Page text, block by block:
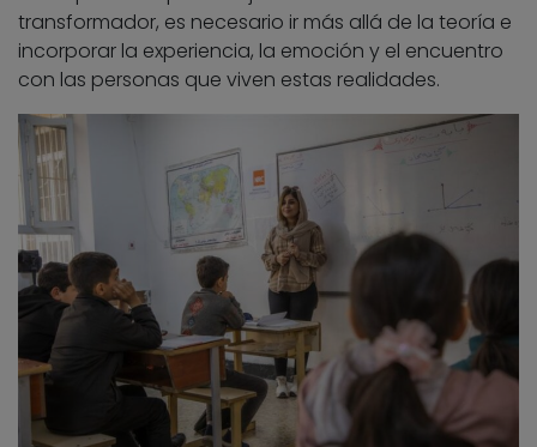
transformador, es necesario ir más allá de la teoría e
incorporar la experiencia, la emoción y el encuentro
con las personas que viven estas realidades.